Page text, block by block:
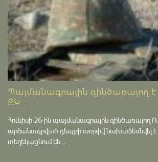
Պայմանագրային զինծառայող է
ՔԿ...
Հունիսի 26-ին պայմանագրային զինծառայող
արձանագրված դեպքի առթիվ նախաձեռնվել է
տեղեկացնում են ...